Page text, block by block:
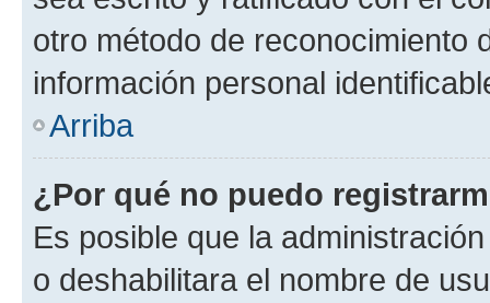
otro método de reconocimiento
información personal
Arriba
¿Por qué no puedo
Es posible que la
o deshabilitara el nombre de